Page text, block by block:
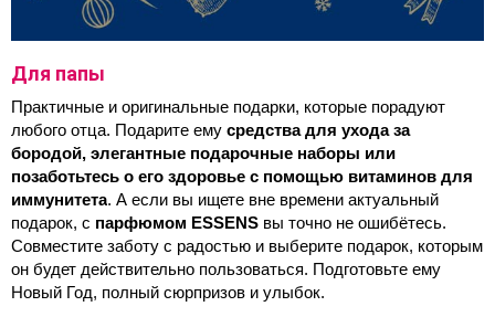
Для папы
Практичные и оригинальные подарки, которые порадуют
любого отца. Подарите ему средства для ухода за
бородой, элегантные подарочные наборы или
позаботьтесь о его здоровье с помощью витаминов для
иммунитета. А если вы ищете вне времени актуальный
подарок, с парфюмом ESSENS вы точно не ошибётесь.
Совместите заботу с радостью и выберите подарок, которым
он будет действительно пользоваться. Подготовьте ему
Новый Год, полный сюрпризов и улыбок.